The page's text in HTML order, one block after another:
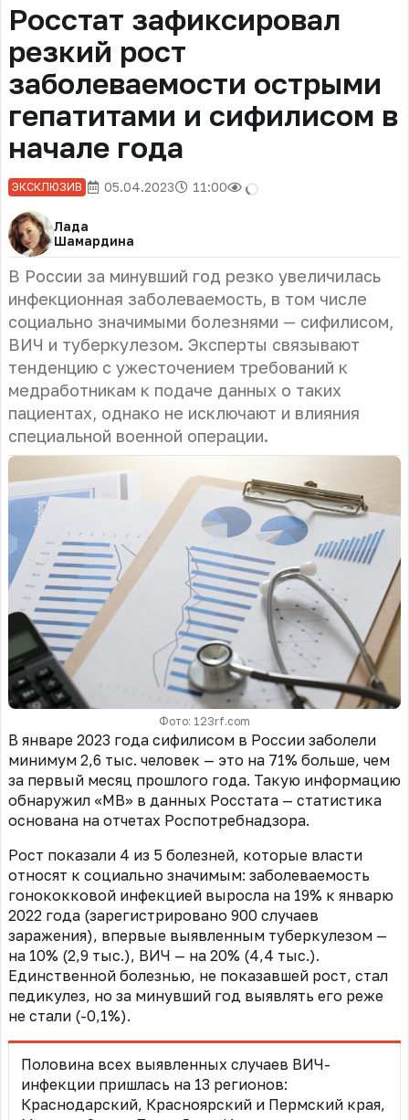
Росстат зафиксировал
резкий рост
заболеваемости острыми
гепатитами и сифилисом в
начале года
ЭКСКЛЮЗИВ 05.04.2023 11:00
Лада
Шамардина
В России за минувший год резко увеличилась
инфекционная заболеваемость, в том числе
социально значимыми болезнями — сифилисом,
ВИЧ и туберкулезом. Эксперты связывают
тенденцию с ужесточением требований к
медработникам к подаче данных о таких
пациентах, однако не исключают и влияния
специальной военной операции.
Фото: 123rf.com
В январе 2023 года сифилисом в России заболели
минимум 2,6 тыс. человек — это на 71% больше, чем
за первый месяц прошлого года. Такую информацию
обнаружил «МВ» в данных Росстата — статистика
основана на отчетах Роспотребнадзора.
Рост показали 4 из 5 болезней, которые власти
относят к социально значимым: заболеваемость
гонококковой инфекцией выросла на 19% к январю
2022 года (зарегистрировано 900 случаев
заражения), впервые выявленным туберкулезом —
на 10% (2,9 тыс.), ВИЧ — на 20% (4,4 тыс.).
Единственной болезнью, не показавшей рост, стал
педикулез, но за минувший год выявлять его реже
не стали (-0,1%).
Половина всех выявленных случаев ВИЧ-
инфекции пришлась на 13 регионов:
Краснодарский, Красноярский и Пермский края,